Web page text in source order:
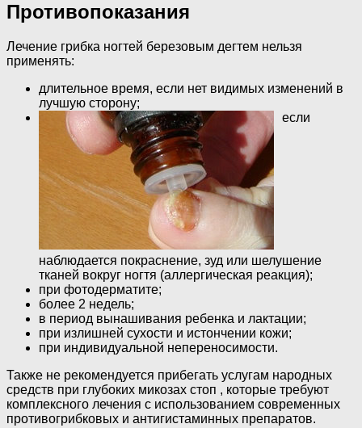
Противопоказания
Лечение грибка ногтей березовым дегтем нельзя
применять:
длительное время, если нет видимых изменений в
лучшую сторону;
если
наблюдается покраснение, зуд или шелушение
тканей вокруг ногтя (аллергическая реакция);
при фотодерматите;
более 2 недель;
в период вынашивания ребенка и лактации;
при излишней сухости и истончении кожи;
при индивидуальной непереносимости.
Также не рекомендуется прибегать услугам народных
средств при глубоких микозах стоп , которые требуют
комплексного лечения с использованием современных
противогрибковых и антигистаминных препаратов.